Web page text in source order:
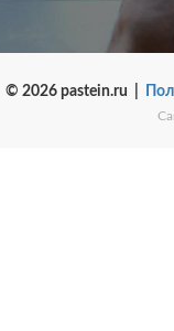
© 2026 pastein.ru |